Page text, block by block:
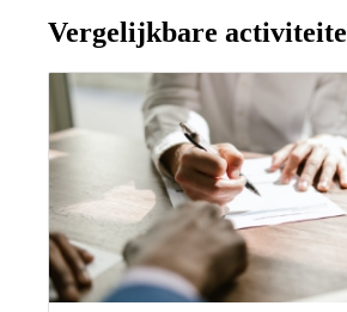
Vergelijkbare